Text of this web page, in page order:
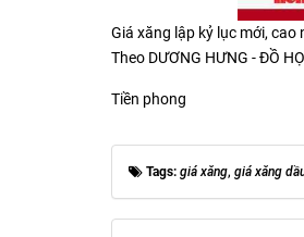
Giá xăng lập kỷ lục mới,
Theo DƯƠNG HƯNG - ĐỒ
Tiền phong
Tags: giá xăng, giá xăng